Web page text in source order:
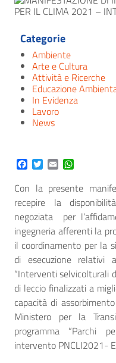
Categorie
Ambiente
Arte e Cultura
Attività e Ricerche
Educazione
In Evidenza
Lavoro
News
Facebook
Twitter
Email
Con la presente
recepire la
negoziata per
ingegneria afferenti la
il coordinamento per la
di esecuzione relativi
“Interventi selvicolturali
di leccio finalizzati a
capacità di
Ministero per la
programma
intervento PNCLI2021-